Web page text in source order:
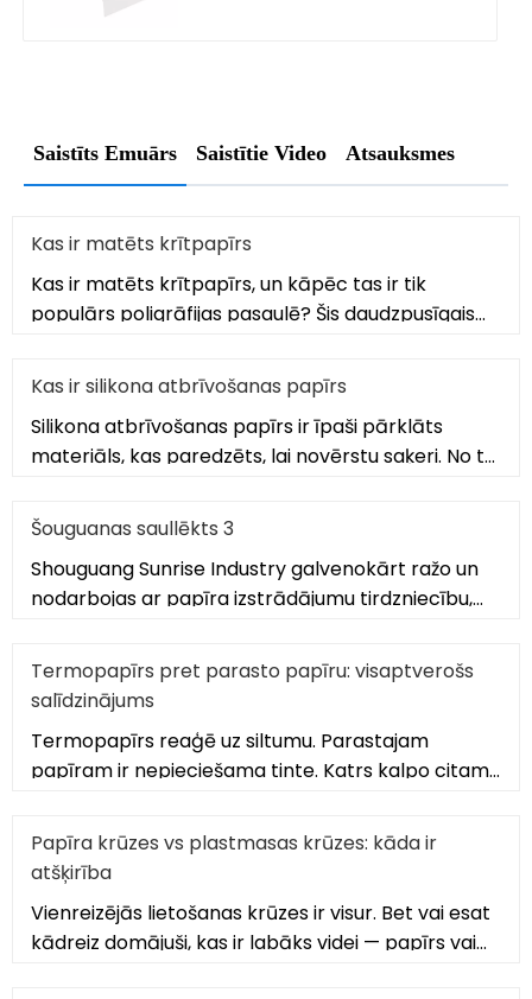
Saistīts Emuārs Saistītie Video Atsauksmes
Kas ir matēts krītpapīrs
Kas ir matēts krītpapīrs, un kāpēc tas ir tik
populārs poligrāfijas pasaulē? Šis daudzpusīgais
Kas ir silikona atbrīvošanas papīrs
Silikona atbrīvošanas papīrs ir īpaši pārklāts
materiāls, kas paredzēts, lai novērstu saķeri. No tā
Šouguanas saullēkts 3
Shouguang Sunrise Industry galvenokārt ražo un
nodarbojas ar papīra izstrādājumu tirdzniecību,
ventilatoru ražošanā
Termopapīrs pret parasto papīru: visaptverošs
salīdzinājums
Termopapīrs reaģē uz siltumu. Parastajam
papīram ir nepieciešama tinte. Katrs kalpo citam
Papīra krūzes vs plastmasas krūzes: kāda ir
atšķirība
Vienreizējās lietošanas krūzes ir visur. Bet vai esat
kādreiz domājuši, kas ir labāks videi — papīrs vai